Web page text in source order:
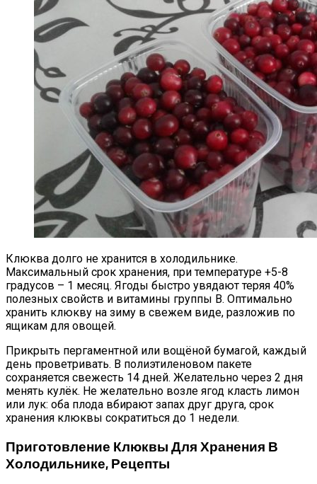
Клюква долго не хранится в холодильнике.
Максимальный срок хранения, при температуре +5-8
градусов – 1 месяц. Ягоды быстро увядают теряя 40%
полезных свойств и витамины группы B. Оптимально
хранить клюкву на зиму в свежем виде, разложив по
ящикам для овощей.
Прикрыть пергаментной или вощёной бумагой, каждый
день проветривать. В полиэтиленовом пакете
сохраняется свежесть 14 дней. Желательно через 2 дня
менять кулёк. Не желательно возле ягод класть лимон
или лук: оба плода вбирают запах друг друга, срок
хранения клюквы сократиться до 1 недели.
Приготовление Клюквы Для Хранения В
Холодильнике, Рецепты